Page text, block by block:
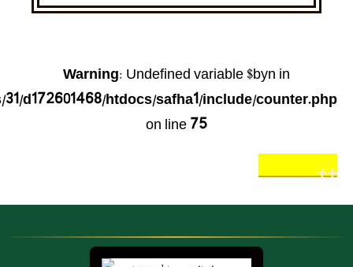
Warning: Undefined variable $byn in
d172601468/htdocs/safha1/include/counter.php
on line75
++